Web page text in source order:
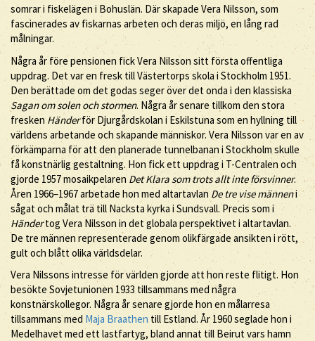
somrar i fiskelägen i Bohuslän. Där skapade Vera Nilsson, som
fascinerades av fiskarnas arbeten och deras miljö, en lång rad
målningar.
Några år före pensionen fick Vera Nilsson sitt första offentliga
uppdrag. Det var en fresk till Västertorps skola i Stockholm 1951.
Den berättade om det godas seger över det onda i den klassiska
Sagan om solen och stormen. Några år senare tillkom den stora
fresken Händerför Djurgårdskolan i Eskilstuna som en hyllning till
världens arbetande och skapande människor. Vera Nilsson var en av
förkämparna för att den planerade tunnelbanan i Stockholm skulle
få konstnärlig gestaltning. Hon fick ett uppdrag i T-Centralen och
gjorde 1957 mosaikpelarenDet Klara som trots allt inte försvinner.
Åren 1966–1967 arbetade hon med altartavlanDe tre vise männeni
sågat och målat trä till Nacksta kyrka i Sundsvall. Precis som i
Händertog Vera Nilsson in det globala perspektivet i altartavlan.
De tre männen representerade genom olikfärgade ansikten i rött,
gult och blått olika världsdelar.
Vera Nilssons intresse för världen gjorde att hon reste flitigt. Hon
besökte Sovjetunionen 1933 tillsammans med några
konstnärskollegor. Några år senare gjorde hon en målarresa
tillsammans medMaja Braathen till Estland. År 1960 seglade hon i
Medelhavet med ett lastfartyg, bland annat till Beirut vars hamn